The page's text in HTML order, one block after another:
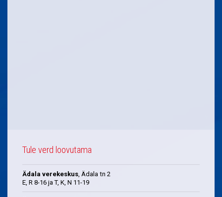
Tule verd loovutama
Ädala verekeskus, Ädala tn 2
E, R 8-16 ja T, K, N 11-19